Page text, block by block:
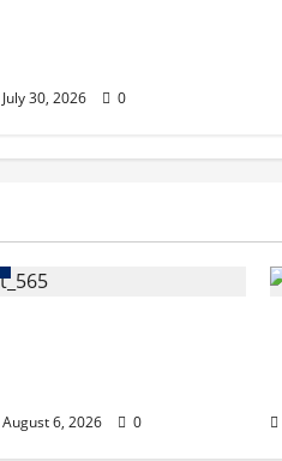
July 30, 2026 0
August 6, 2026 0